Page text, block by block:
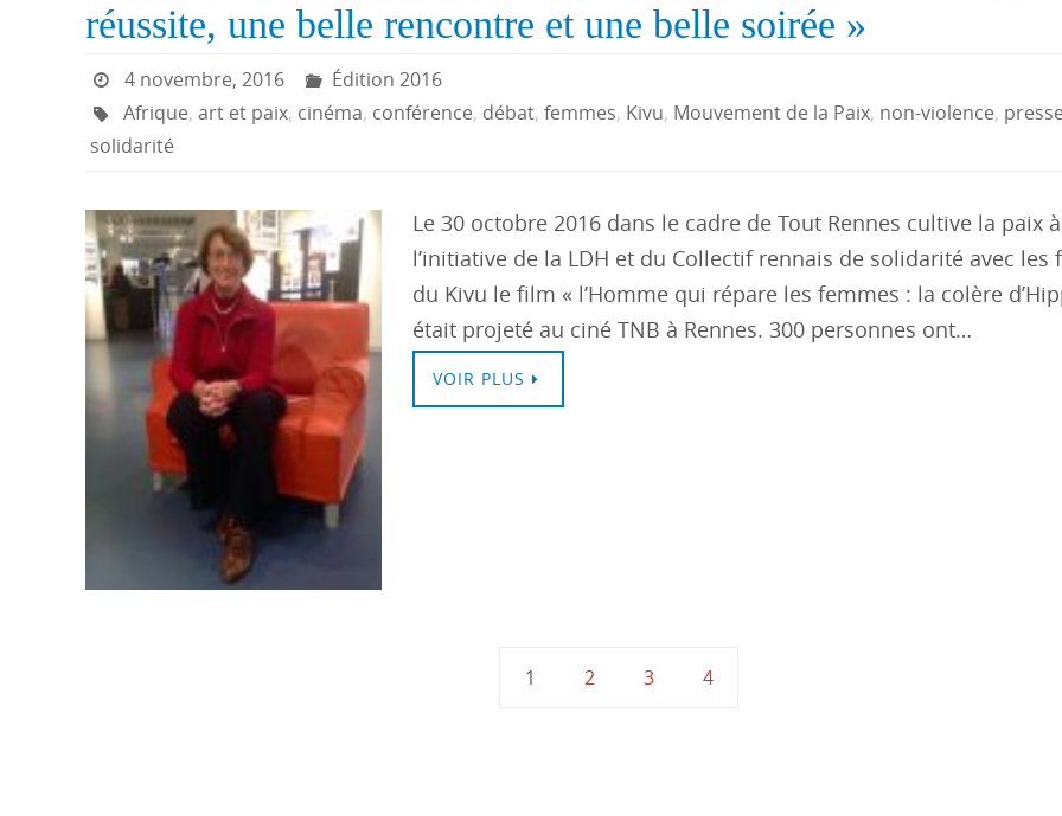
réussite, une belle rencontre et une belle soirée »
4 novembre, 2016
Édition 2016
Afrique, art et paix, cinéma, conférence, débat, femmes, Kivu, Mouvement de la Paix, non-violence, presse
solidarité
Le 30 octobre 2016 dans le cadre de Tout Rennes cultive la paix à
l’initiative de la LDH et du Collectif rennais de solidarité avec les
du Kivu le film « l’Homme qui répare les femmes : la colère
était projeté au ciné TNB à Rennes. 300 personnes ont…
VOIR PLUS
1 2 3 4